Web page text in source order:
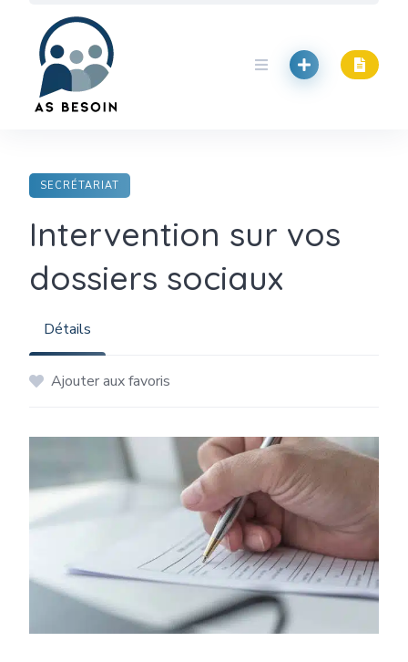
content
SECRÉTARIAT
Intervention sur vos
dossiers sociaux
Détails
Ajouter aux favoris